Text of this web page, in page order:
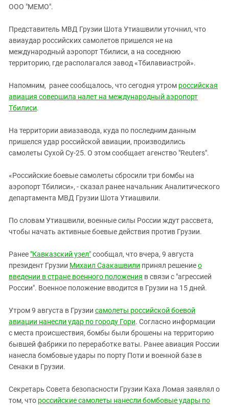
ИНАКОМЫСЛИЕ В ЧЕЧНЕ
ПРЕСЛЕДОВАНИЕ АКТИВИСТОВ
МОБИЛИЗАЦИЯ И ПРОТЕСТЫ
Дагестан
Кабардино-Балкария
Калмыкия
Краснодарский край
Нагорный Карабах
Ростовская область
Северная Осетия - Алания
Ставропольский край
Чечня
Южный Кавказ
ООО "МЕМО".
Представитель МВД Грузии Шота Утиашвили уточнил, что
авиаудар российских самолетов пришелся не на
международный аэропорт Тбилиси, а на соседнюю
территорию, где располагался завод «Тбилавиастрой».
Напомним, ранее сообщалось, что сегодня утром российская
авиация совершила налет на международный аэропорт
Тбилиси.
На территории авиазавода, куда по последним данным
пришелся удар российской авиации, производились
самолеты Сухой Су-25. О этом сообщает агенство "Reuters".
«Российские боевые самолеты сбросили три бомбы на
аэропорт Тбилиси», - сказал ранее начальник Аналитического
департамента МВД Грузии Шота Утиашвили.
По словам Утиашвили, военные силы России ждут рассвета,
чтобы начать активные боевые действия против Грузии.
Ранее "Кавказский узел"сообщал, что вчера, 9 августа
президент Грузии Михаил Саакашвили принял решениео
введении в стране военного положения в связи с "агрессией
России". Военное положение вводится в Грузии на 15 дней.
Утром 9 августа в Грузии самолеты российской боевой
авиации нанесли удар по городу Гори. Согласно информации
с места происшествия, бомбы были брошены на территорию
бывшей фабрики по переработке ваты. Ранее авиация России
нанесла бомбовые удары по порту Поти и военной базе в
Сенаки в Грузии.
Секретарь Совета безопасности Грузии Каха Ломая заявлял о
том, что российские самолеты нанесли бомбовые удары по